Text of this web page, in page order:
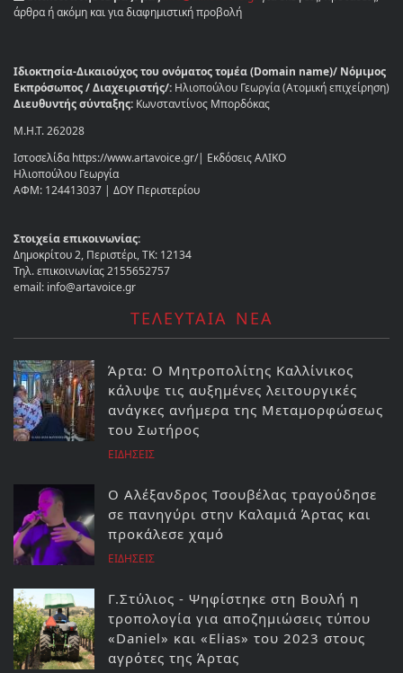
άρθρα ή ακόμη και για διαφημιστική προβολή
Ιδιοκτησία-Δικαιούχος του ονόματος τομέα (Domain name)/ Νόμιμος
Εκπρόσωπος / Διαχειριστής/: Ηλιοπούλου Γεωργία (Ατομική επιχείρηση)
Διευθυντής σύνταξης: Κωνσταντίνος Μπορδόκας
Μ.Η.Τ. 262028
Ιστοσελίδα https://www.artavoice.gr/| Εκδόσεις ΑΛΙΚΟ
Ηλιοπούλου Γεωργία
ΑΦΜ: 124413037 | ΔΟΥ Περιστερίου
Στοιχεία επικοινωνίας:
Δημοκρίτου 2, Περιστέρι, ΤΚ: 12134
Τηλ. επικοινωνίας 2155652757
email: info@artavoice.gr
ΤΕΛΕΥΤΑΙΑ ΝΕΑ
Άρτα: Ο Μητροπολίτης Καλλίνικος
κάλυψε τις αυξημένες λειτουργικές
ανάγκες ανήμερα της Μεταμορφώσεως
του Σωτήρος
ΕΙΔΗΣΕΙΣ
Ο Αλέξανδρος Τσουβέλας τραγούδησε
σε πανηγύρι στην Καλαμιά Άρτας και
προκάλεσε χαμό
ΕΙΔΗΣΕΙΣ
Γ.Στύλιος - Ψηφίστηκε στη Βουλή η
τροπολογία για αποζημιώσεις τύπου
«Daniel» και «Elias» του 2023 στους
αγρότες της Άρτας